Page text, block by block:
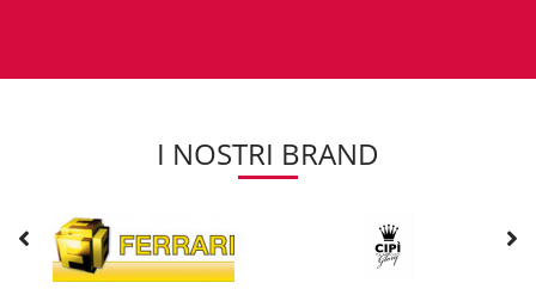
I NOSTRI BRAND